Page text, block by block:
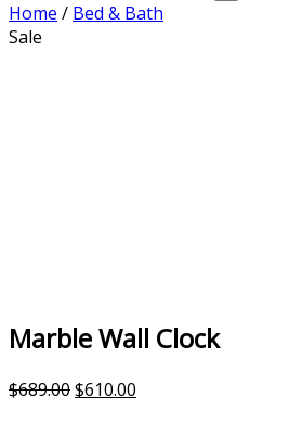
Home / Bed & Bath
Sale
Marble Wall Clock
$689.00$610.00